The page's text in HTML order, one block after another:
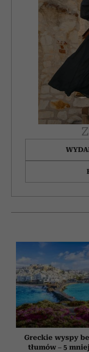
Greckie wyspy
tłumów – 5 mniej